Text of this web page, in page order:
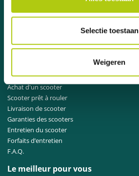
Selectie toestaan
Weigeren
Point de service scooters
Prêt (maxi)scooter à tempérament
Achat d'un scooter
Scooter prêt à rouler
Livraison de scooter
Garanties des scooters
Entretien du scooter
Forfaits d’entretien
F.A.Q.
Le meilleur pour vous